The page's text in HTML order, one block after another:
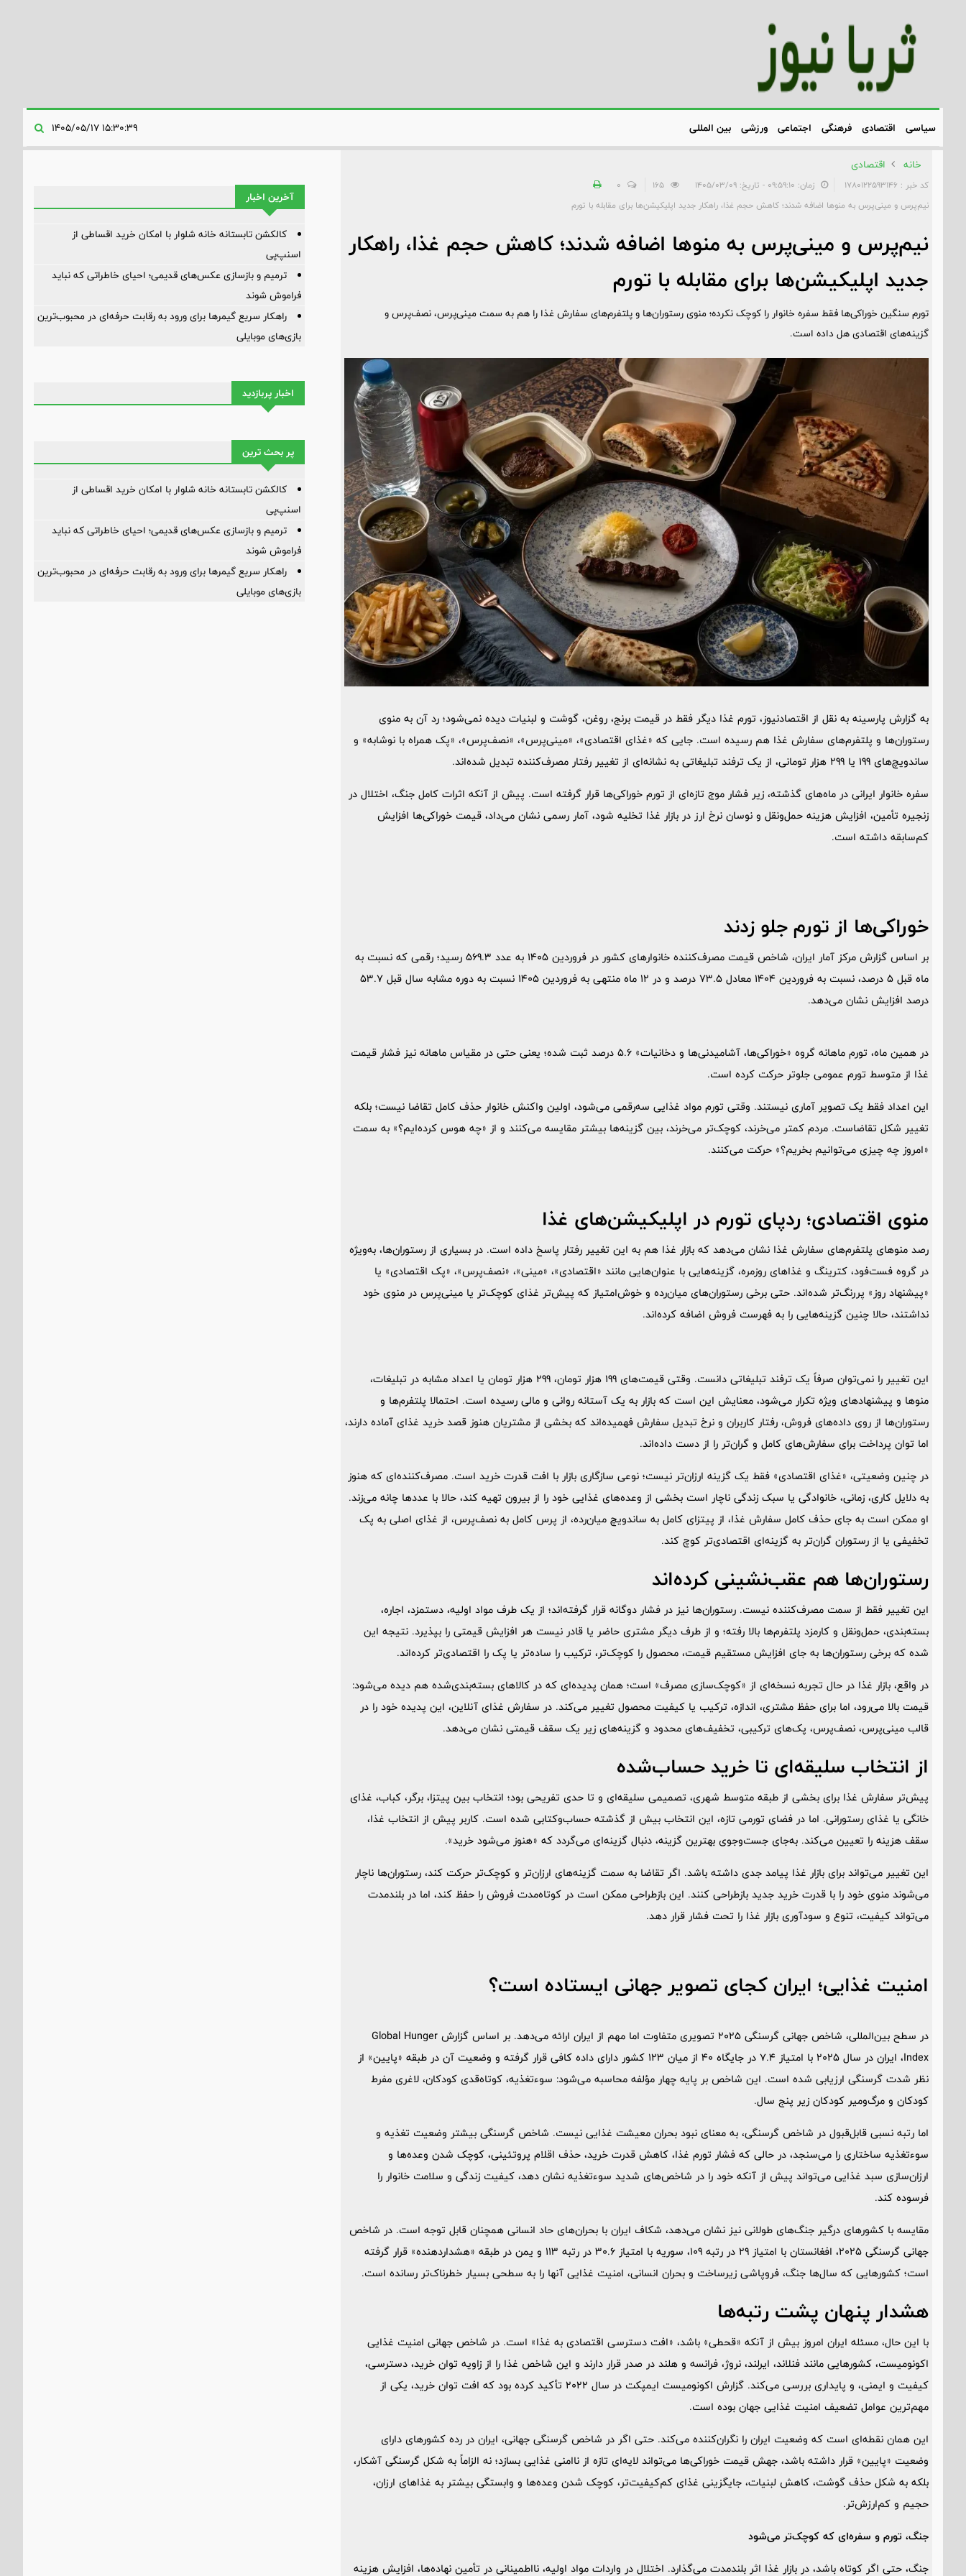
سیاسی اقتصادی فرهنگی اجتماعی ورزشی بین المللی
خانه اقتصادی
کد خبر : 1780122593146 زمان: ۰۹:۵۹:۱۰ - تاریخ: ۱۴۰۵/۰۳/۰۹
0
نیم‌پرس و مینی‌پرس به منوها اضافه شدند؛ کاهش حجم غذا، راهکار جدید اپلیکیشن‌ها برای مقابله با تورم
نیم‌پرس و مینی‌پرس به منوها اضافه شدند؛ کاهش حجم غذا، راهکار
جدید اپلیکیشن‌ها برای مقابله با تورم
تورم سنگین خوراکی‌ها فقط سفره خانوار را کوچک نکرده؛ منوی رستوران‌ها و پلتفرم‌های سفارش غذا را هم به سمت مینی‌پرس، نصف‌پرس و
گزینه‌های اقتصادی هل داده است.
به گزارش پارسینه به نقل از اقتصادنیوز، تورم غذا دیگر فقط در قیمت برنج، روغن، گوشت و لبنیات دیده نمی‌شود؛ رد آن به منوی
رستوران‌ها و پلتفرم‌های سفارش غذا هم رسیده است. جایی که «غذای اقتصادی»، «مینی‌پرس»، «نصف‌پرس»، «پک همراه با نوشابه» و
ساندویچ‌های 199 یا 299 هزار تومانی، از یک ترفند تبلیغاتی به نشانه‌ای از تغییر رفتار مصرف‌کننده تبدیل شده‌اند.
سفره خانوار ایرانی در ماه‌های گذشته، زیر فشار موج تازه‌ای از تورم خوراکی‌ها قرار گرفته است. پیش از آنکه اثرات کامل جنگ، اختلال در
زنجیره تأمین، افزایش هزینه حمل‌ونقل و نوسان نرخ ارز در بازار غذا تخلیه شود، آمار رسمی نشان می‌داد، قیمت خوراکی‌ها افزایش
کم‌سابقه داشته است.
خوراکی‌ها از تورم جلو زدند
بر اساس گزارش مرکز آمار ایران، شاخص قیمت مصرف‌کننده خانوارهای کشور در فروردین 1405 به عدد 569.3 رسید؛ رقمی که نسبت به
ماه قبل 5 درصد، نسبت به فروردین 1404 معادل 73.5 درصد و در 12 ماه منتهی به فروردین 1405 نسبت به دوره مشابه سال قبل 53.7
درصد افزایش نشان می‌دهد.
در همین ماه، تورم ماهانه گروه «خوراکی‌ها، آشامیدنی‌ها و دخانیات» 5.6 درصد ثبت شده؛ یعنی حتی در مقیاس ماهانه نیز فشار قیمت
غذا از متوسط تورم عمومی جلوتر حرکت کرده است.
این اعداد فقط یک تصویر آماری نیستند. وقتی تورم مواد غذایی سه‌رقمی می‌شود، اولین واکنش خانوار حذف کامل تقاضا نیست؛ بلکه
تغییر شکل تقاضاست. مردم کمتر می‌خرند، کوچک‌تر می‌خرند، بین گزینه‌ها بیشتر مقایسه می‌کنند و از «چه هوس کرده‌ایم؟» به سمت
«امروز چه چیزی می‌توانیم بخریم؟» حرکت می‌کنند.
منوی اقتصادی؛ ردپای تورم در اپلیکیشن‌های غذا
رصد منوهای پلتفرم‌های سفارش غذا نشان می‌دهد که بازار غذا هم به این تغییر رفتار پاسخ داده است. در بسیاری از رستوران‌ها، به‌ویژه
در گروه فست‌فود، کترینگ و غذاهای روزمره، گزینه‌هایی با عنوان‌هایی مانند «اقتصادی»، «مینی»، «نصف‌پرس»، «پک اقتصادی» یا
«پیشنهاد روز» پررنگ‌تر شده‌اند. حتی برخی رستوران‌های میان‌رده و خوش‌امتیاز که پیش‌تر غذای کوچک‌تر یا مینی‌پرس در منوی خود
نداشتند، حالا چنین گزینه‌هایی را به فهرست فروش اضافه کرده‌اند.
این تغییر را نمی‌توان صرفاً یک ترفند تبلیغاتی دانست. وقتی قیمت‌های 199 هزار تومان، 299 هزار تومان یا اعداد مشابه در تبلیغات،
منوها و پیشنهادهای ویژه تکرار می‌شود، معنایش این است که بازار به یک آستانه روانی و مالی رسیده است. احتمالا پلتفرم‌ها و
رستوران‌ها از روی داده‌های فروش، رفتار کاربران و نرخ تبدیل سفارش فهمیده‌اند که بخشی از مشتریان هنوز قصد خرید غذای آماده دارند،
اما توان پرداخت برای سفارش‌های کامل و گران‌تر را از دست داده‌اند.
در چنین وضعیتی، «غذای اقتصادی» فقط یک گزینه ارزان‌تر نیست؛ نوعی سازگاری بازار با افت قدرت خرید است. مصرف‌کننده‌ای که هنوز
به دلایل کاری، زمانی، خانوادگی یا سبک زندگی ناچار است بخشی از وعده‌های غذایی خود را از بیرون تهیه کند، حالا با عددها چانه می‌زند.
او ممکن است به جای حذف کامل سفارش غذا، از پیتزای کامل به ساندویچ میان‌رده، از پرس کامل به نصف‌پرس، از غذای اصلی به پک
تخفیفی یا از رستوران گران‌تر به گزینه‌ای اقتصادی‌تر کوچ کند.
رستوران‌ها هم عقب‌نشینی کرده‌اند
این تغییر فقط از سمت مصرف‌کننده نیست. رستوران‌ها نیز در فشار دوگانه قرار گرفته‌اند؛ از یک طرف مواد اولیه، دستمزد، اجاره،
بسته‌بندی، حمل‌ونقل و کارمزد پلتفرم‌ها بالا رفته؛ و از طرف دیگر مشتری حاضر یا قادر نیست هر افزایش قیمتی را بپذیرد. نتیجه این
شده که برخی رستوران‌ها به جای افزایش مستقیم قیمت، محصول را کوچک‌تر، ترکیب را ساده‌تر یا پک را اقتصادی‌تر کرده‌اند.
در واقع، بازار غذا در حال تجربه نسخه‌ای از «کوچک‌سازی مصرف» است؛ همان پدیده‌ای که در کالاهای بسته‌بندی‌شده هم دیده می‌شود:
قیمت بالا می‌رود، اما برای حفظ مشتری، اندازه، ترکیب یا کیفیت محصول تغییر می‌کند. در سفارش غذای آنلاین، این پدیده خود را در
قالب مینی‌پرس، نصف‌پرس، پک‌های ترکیبی، تخفیف‌های محدود و گزینه‌های زیر یک سقف قیمتی نشان می‌دهد.
از انتخاب سلیقه‌ای تا خرید حساب‌شده
پیش‌تر سفارش غذا برای بخشی از طبقه متوسط شهری، تصمیمی سلیقه‌ای و تا حدی تفریحی بود؛ انتخاب بین پیتزا، برگر، کباب، غذای
خانگی یا غذای رستورانی. اما در فضای تورمی تازه، این انتخاب بیش از گذشته حساب‌وکتابی شده است. کاربر پیش از انتخاب غذا،
سقف هزینه را تعیین می‌کند. به‌جای جست‌وجوی بهترین گزینه، دنبال گزینه‌ای می‌گردد که «هنوز می‌شود خرید».
این تغییر می‌تواند برای بازار غذا پیامد جدی داشته باشد. اگر تقاضا به سمت گزینه‌های ارزان‌تر و کوچک‌تر حرکت کند، رستوران‌ها ناچار
می‌شوند منوی خود را با قدرت خرید جدید بازطراحی کنند. این بازطراحی ممکن است در کوتاه‌مدت فروش را حفظ کند، اما در بلندمدت
می‌تواند کیفیت، تنوع و سودآوری بازار غذا را تحت فشار قرار دهد.
امنیت غذایی؛ ایران کجای تصویر جهانی ایستاده است؟
در سطح بین‌المللی، شاخص جهانی گرسنگی 2025 تصویری متفاوت اما مهم از ایران ارائه می‌دهد. بر اساس گزارش Global Hunger
Index، ایران در سال 2025 با امتیاز 7.4 در جایگاه 40 از میان 123 کشور دارای داده کافی قرار گرفته و وضعیت آن در طبقه «پایین» از
نظر شدت گرسنگی ارزیابی شده است. این شاخص بر پایه چهار مؤلفه محاسبه می‌شود: سوءتغذیه، کوتاه‌قدی کودکان، لاغری مفرط
کودکان و مرگ‌ومیر کودکان زیر پنج سال.
اما رتبه نسبی قابل‌قبول در شاخص گرسنگی، به معنای نبود بحران معیشت غذایی نیست. شاخص گرسنگی بیشتر وضعیت تغذیه و
سوءتغذیه ساختاری را می‌سنجد، در حالی که فشار تورم غذا، کاهش قدرت خرید، حذف اقلام پروتئینی، کوچک شدن وعده‌ها و
ارزان‌سازی سبد غذایی می‌تواند پیش از آنکه خود را در شاخص‌های شدید سوءتغذیه نشان دهد، کیفیت زندگی و سلامت خانوار را
فرسوده کند.
مقایسه با کشورهای درگیر جنگ‌های طولانی نیز نشان می‌دهد، شکاف ایران با بحران‌های حاد انسانی همچنان قابل توجه است. در شاخص
جهانی گرسنگی 2025، افغانستان با امتیاز 29 در رتبه 109، سوریه با امتیاز 30.6 در رتبه 113 و یمن در طبقه «هشداردهنده» قرار گرفته
است؛ کشورهایی که سال‌ها جنگ، فروپاشی زیرساخت و بحران انسانی، امنیت غذایی آنها را به سطحی بسیار خطرناک‌تر رسانده است.
هشدار پنهان پشت رتبه‌ها
با این حال، مسئله ایران امروز بیش از آنکه «قحطی» باشد، «افت دسترسی اقتصادی به غذا» است. در شاخص جهانی امنیت غذایی
اکونومیست، کشورهایی مانند فنلاند، ایرلند، نروژ، فرانسه و هلند در صدر قرار دارند و این شاخص غذا را از زاویه توان خرید، دسترسی،
کیفیت و ایمنی، و پایداری بررسی می‌کند. گزارش اکونومیست ایمپکت در سال 2022 تأکید کرده بود که افت توان خرید، یکی از
مهم‌ترین عوامل تضعیف امنیت غذایی جهان بوده است.
این همان نقطه‌ای است که وضعیت ایران را نگران‌کننده می‌کند. حتی اگر در شاخص گرسنگی جهانی، ایران در رده کشورهای دارای
وضعیت «پایین» قرار داشته باشد، جهش قیمت خوراکی‌ها می‌تواند لایه‌ای تازه از ناامنی غذایی بسازد؛ نه الزاماً به شکل گرسنگی آشکار،
بلکه به شکل حذف گوشت، کاهش لبنیات، جایگزینی غذای کم‌کیفیت‌تر، کوچک شدن وعده‌ها و وابستگی بیشتر به غذاهای ارزان،
حجیم و کم‌ارزش‌تر.
جنگ، تورم و سفره‌ای که کوچک‌تر می‌شود
جنگ، حتی اگر کوتاه باشد، در بازار غذا اثر بلندمدت می‌گذارد. اختلال در واردات مواد اولیه، نااطمینانی در تأمین نهاده‌ها، افزایش هزینه
آخرین اخبار
کالکشن تابستانه خانه شلوار با امکان خرید اقساطی از
اسنپ‌پی
ترمیم و بازسازی عکس‌های قدیمی؛ احیای خاطراتی که نباید
فراموش شوند
راهکار سریع گیمرها برای ورود به رقابت حرفه‌ای در محبوب‌ترین
بازی‌های موبایلی
اخبار پربازدید
پر بحث ترین
کالکشن تابستانه خانه شلوار با امکان خرید اقساطی از
اسنپ‌پی
ترمیم و بازسازی عکس‌های قدیمی؛ احیای خاطراتی که نباید
فراموش شوند
راهکار سریع گیمرها برای ورود به رقابت حرفه‌ای در محبوب‌ترین
بازی‌های موبایلی